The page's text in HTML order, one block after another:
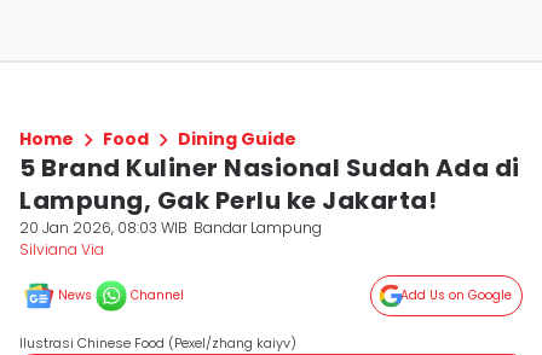
Home Food Dining Guide
5 Brand Kuliner Nasional Sudah Ada di
Lampung, Gak Perlu ke Jakarta!
20 Jan 2026, 08:03 WIB Bandar Lampung
Silviana Via
News Channel Add Us on Google
Ilustrasi Chinese Food (Pexel/zhang kaiyv)